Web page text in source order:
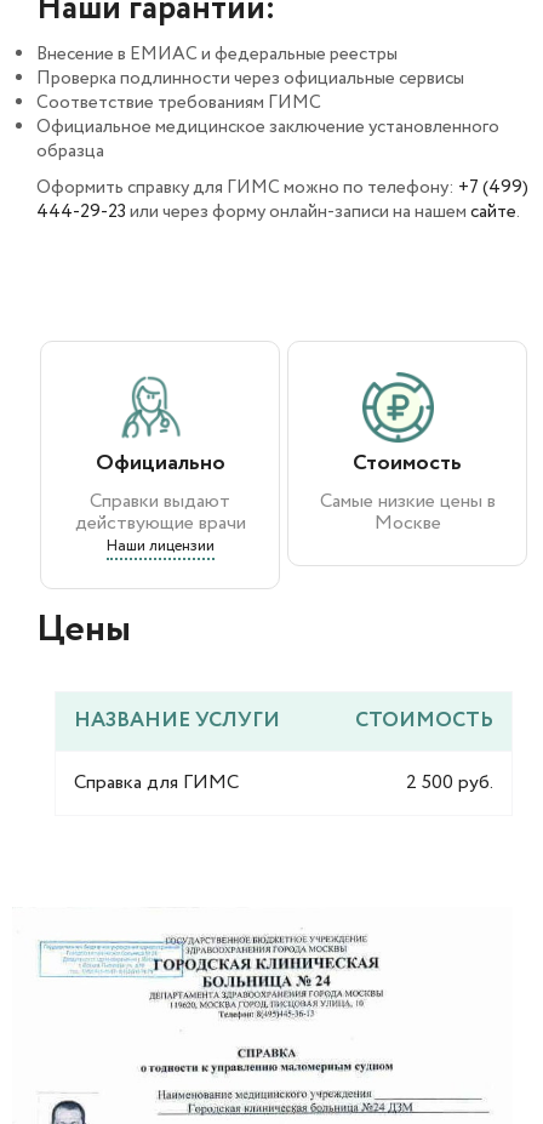
Внесение в ЕМИАС и федеральные реестры
Проверка подлинности через официальные сервисы
Соответствие требованиям ГИМС
Официальное медицинское заключение установленного
образца
Оформить справку для ГИМС можно по телефону: +7 (499)
444-29-23или через форму онлайн-записи на нашемсайте.
Официально
Справки выдают
действующие врачи
Наши лицензии
Стоимость
Самые низкие цены в
Москве
Цены​
НАЗВАНИЕ УСЛУГИ СТОИМОСТЬ
Справка для ГИМС 2 500 руб.